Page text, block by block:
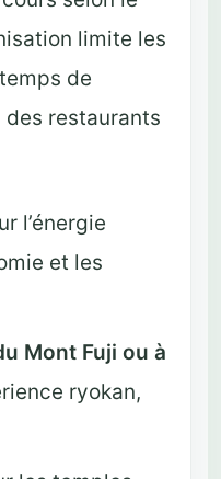
limite les
de
restaurants
l’énergie
et les
Mont Fuji ou à
ryokan,